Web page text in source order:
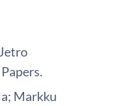
Markku